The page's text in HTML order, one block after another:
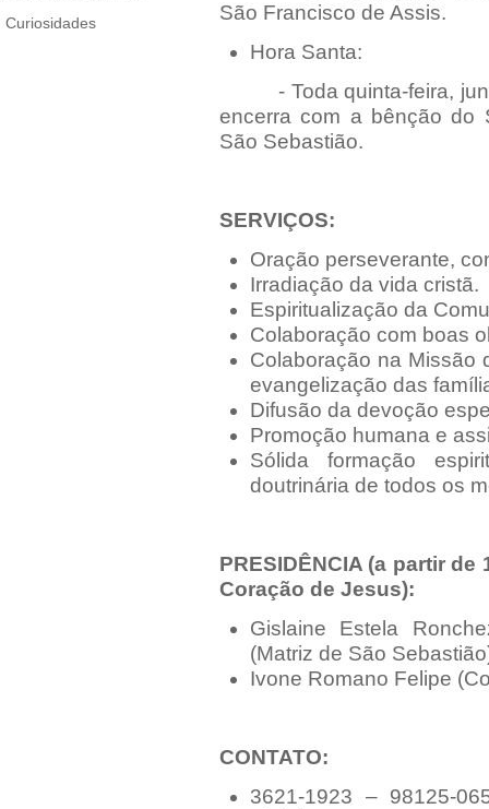
Curiosidades
São Francisco de Assis.
Hora Santa:
- Toda quinta-feira,
encerra com a bênção do
São Sebastião.
SERVIÇOS:
Oração perseverante,
Irradiação da vida cristã.
Espiritualização da
Colaboração com boas
Colaboração na Missão
evangelização das
Difusão da devoção
Promoção humana e
Sólida formação
doutrinária de todos os
PRESIDÊNCIA (a partir
Coração de Jesus):
Gislaine Estela
(Matriz de São
Ivone Romano Felipe
CONTATO:
3621-1923 – 98125-